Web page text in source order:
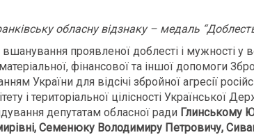
обласну відзнаку – медаль “Д
проявленої доблесті і мужності у
фінансової та іншої допомоги
України для відсічі збройної агресії
і територіальної цілісності Української
депутатам обласної ради Глинському
Семенюку Володимиру Петровичу,